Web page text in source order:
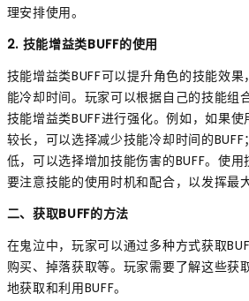
理安排使用。
2. 技能增益类BUFF的使用
技能增益类BUFF可以提升角色的技能效
能冷却时间。玩家可以根据自己的技能组
技能增益类BUFF进行强化。例如，如果
较长，可以选择减少技能冷却时间的
低，可以选择增加技能伤害的BUFF。使用
要注意技能的使用时机和配合，以发挥最
二、获取BUFF的方法
在鬼泣中，玩家可以通过多种方式获取
购买、掉落获取等。玩家需要了解这些获
地获取和利用BUFF。